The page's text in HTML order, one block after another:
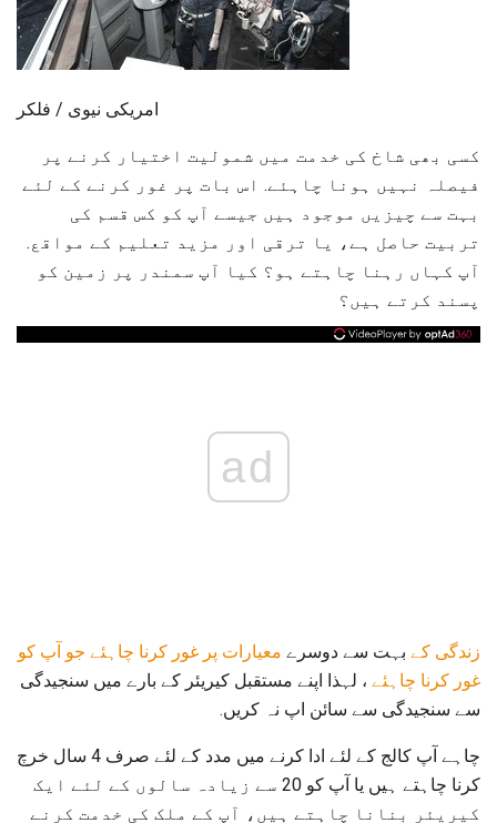
امریکی نیوی / فلکر
کسی بھی شاخ کی خدمت میں شمولیت اختیار کرنے پر
فیصلہ نہیں ہونا چاہئے. اس بات پر غور کرنے کے لئے
بہت سے چیزیں موجود ہیں جیسے آپ کو کس قسم کی
تربیت حاصل ہے، یا ترقی اور مزید تعلیم کے مواقع.
آپ کہاں رہنا چاہتے ہو؟ کیا آپ سمندر پر زمین کو
پسند کرتے ہیں؟
ad
زندگی کے بہت سے دوسرے معیارات پر غور کرنا چاہئے جو آپ کو
غور کرنا چاہئے ، لہذا اپنے مستقبل کیریئر کے بارے میں سنجیدگی
سے سنجیدگی سے سائن اپ نہ کریں.
چاہے آپ کالج کے لئے ادا کرنے میں مدد کے لئے صرف 4 سال خرچ
کرنا چاہتے ہیں یا آپ کو 20 سے زیادہ سالوں کے لئے ایک
کیریئر بنانا چاہتے ہیں، آپ کے ملک کی خدمت کرنے